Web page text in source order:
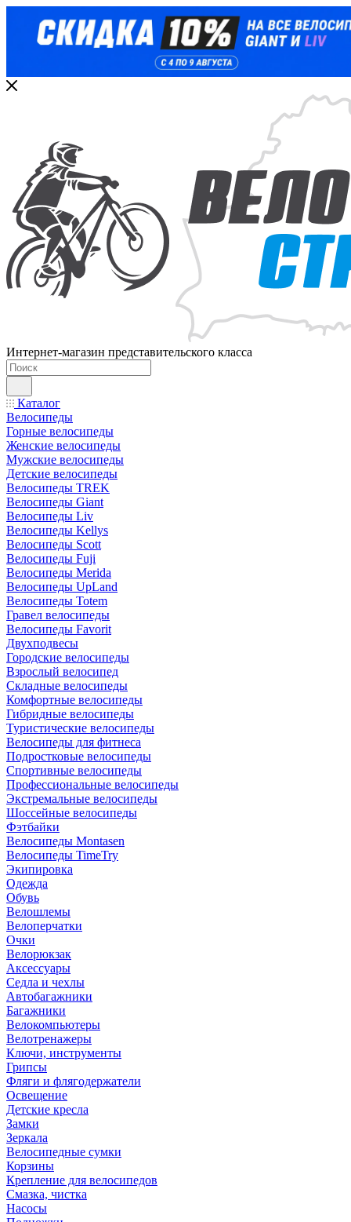
Интернет-магазин представительского класса
Каталог
Велосипеды
Горные велосипеды
Женские велосипеды
Мужские велосипеды
Детские велосипеды
Велосипеды TREK
Велосипеды Giant
Велосипеды Liv
Велосипеды Kellys
Велосипеды Scott
Велосипеды Fuji
Велосипеды Merida
Велосипеды UpLand
Велосипеды Totem
Гравел велосипеды
Велосипеды Favorit
Двухподвесы
Городские велосипеды
Взрослый велосипед
Складные велосипеды
Комфортные велосипеды
Гибридные велосипеды
Туристические велосипеды
Велосипеды для фитнеса
Подростковые велосипеды
Спортивные велосипеды
Профессиональные велосипеды
Экстремальные велосипеды
Шоссейные велосипеды
Фэтбайки
Велосипеды Montasen
Велосипеды TimeTry
Экипировка
Одежда
Обувь
Велошлемы
Велоперчатки
Очки
Велорюкзак
Аксессуары
Седла и чехлы
Автобагажники
Багажники
Велокомпьютеры
Велотренажеры
Ключи, инструменты
Грипсы
Фляги и флягодержатели
Освещение
Детские кресла
Замки
Зеркала
Велосипедные сумки
Корзины
Крепление для велосипедов
Смазка, чистка
Насосы